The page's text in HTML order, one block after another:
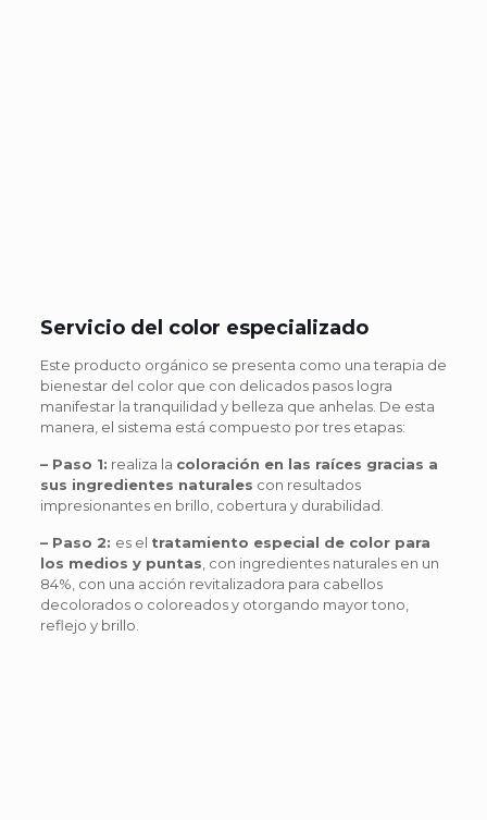
Servicio del color especializado
Este producto orgánico se presenta como una terapia de
bienestar del color que con delicados pasos logra
manifestar la tranquilidad y belleza que anhelas. De esta
manera, el sistema está compuesto por tres etapas:
– Paso 1: realiza la coloración en las raíces gracias a
sus ingredientes naturales con resultados
impresionantes en brillo, cobertura y durabilidad.
– Paso 2: es el tratamiento especial de color para
los medios y puntas , con ingredientes naturales en un
84%, con una acción revitalizadora para cabellos
decolorados o coloreados y otorgando mayor tono,
reflejo y brillo.